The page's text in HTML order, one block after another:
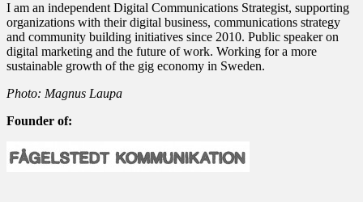
I am an independent Digital Communications Strategist, supporting
organizations with their digital business, communications strategy
and community building initiatives since 2010. Public speaker on
digital marketing and the future of work. Working for a more
sustainable growth of the gig economy in Sweden.
Photo: Magnus Laupa
Founder of: